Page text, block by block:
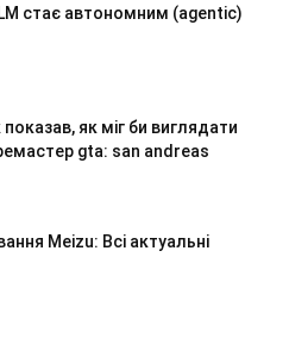
стає автономним (agentic)
як міг би виглядати
gta: san andreas
Meizu: Всі актуальні